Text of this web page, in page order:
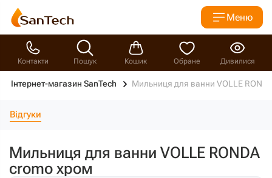
Меню
Контакти Пошук Кошик Обране Дивилися
Інтернет-магазин SanTech Мильниця для ванни VOLLE
Відгуки
Мильниця для ванни VOLLE RONDA
cromo хром